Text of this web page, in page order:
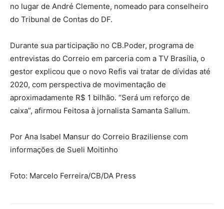
no lugar de André Clemente, nomeado para conselheiro
do Tribunal de Contas do DF.
Durante sua participação no CB.Poder, programa de
entrevistas do Correio em parceria com a TV Brasília, o
gestor explicou que o novo Refis vai tratar de dívidas até
2020, com perspectiva de movimentação de
aproximadamente R$ 1 bilhão. “Será um reforço de
caixa”, afirmou Feitosa à jornalista Samanta Sallum.
Por Ana Isabel Mansur do Correio Braziliense com
informações de Sueli Moitinho
Foto: Marcelo Ferreira/CB/DA Press